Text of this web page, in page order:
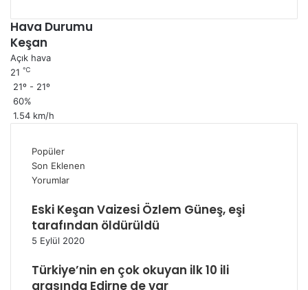
Hava Durumu
Keşan
Açık hava
21 ℃
21º - 21º
60%
1.54 km/h
Popüler
Son Eklenen
Yorumlar
Eski Keşan Vaizesi Özlem Güneş, eşi
tarafından öldürüldü
5 Eylül 2020
Türkiye’nin en çok okuyan ilk 10 ili
arasında Edirne de var